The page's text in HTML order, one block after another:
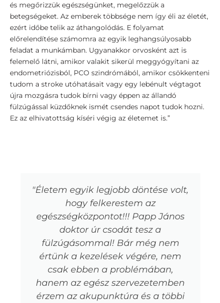
és megőrizzük egészségünket, megelőzzük a
betegségeket. Az emberek többsége nem így éli az életét,
ezért időbe telik az áthangolódás. E folyamat
előrelendítése számomra az egyik leghangsúlyosabb
feladat a munkámban. Ugyanakkor orvosként azt is
felemelő látni, amikor valakit sikerül meggyógyítani az
endometriózisból, PCO szindrómából, amikor csökkenteni
tudom a stroke utóhatásait vagy egy lebénult végtagot
újra mozgásra tudok bírni vagy éppen az állandó
fülzúgással küzdőknek ismét csendes napot tudok hozni.
Ez az elhivatottság kíséri végig az életemet is.”
"Életem egyik legjobb döntése volt,
hogy felkerestem az
egészségközpontot!!! Papp János
doktor úr csodát tesz a
fülzúgásommal! Bár még nem
értünk a kezelések végére, nem
csak ebben a problémában,
hanem az egész szervezetemben
érzem az akupunktúra és a többi